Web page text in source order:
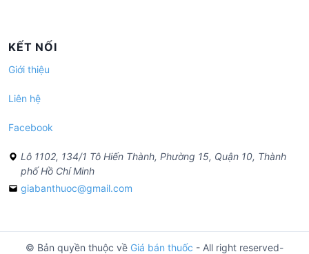
KẾT NỐI
Giới thiệu
Liên hệ
Facebook
Lô 1102, 134/1 Tô Hiến Thành, Phường 15, Quận 10, Thành
phố Hồ Chí Minh
giabanthuoc@gmail.com
© Bản quyền thuộc về Giá bán thuốc - All right reserved-